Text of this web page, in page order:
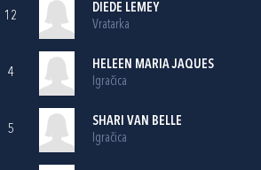
12
DIEDE LEMEY
Vratarka
4
HELEEN MARIA JAQUES
Igračica
5
SHARI VAN BELLE
Igračica